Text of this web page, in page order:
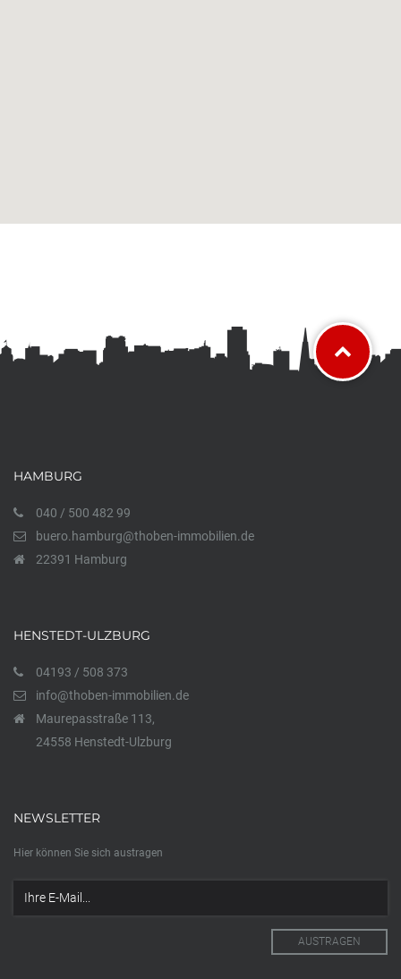
HAMBURG
040 / 500 482 99
buero.hamburg@thoben-immobilien.de
22391 Hamburg
HENSTEDT-ULZBURG
04193 / 508 373
info@thoben-immobilien.de
Maurepasstraße 113,
24558 Henstedt-Ulzburg
NEWSLETTER
Hier können Sie sich austragen